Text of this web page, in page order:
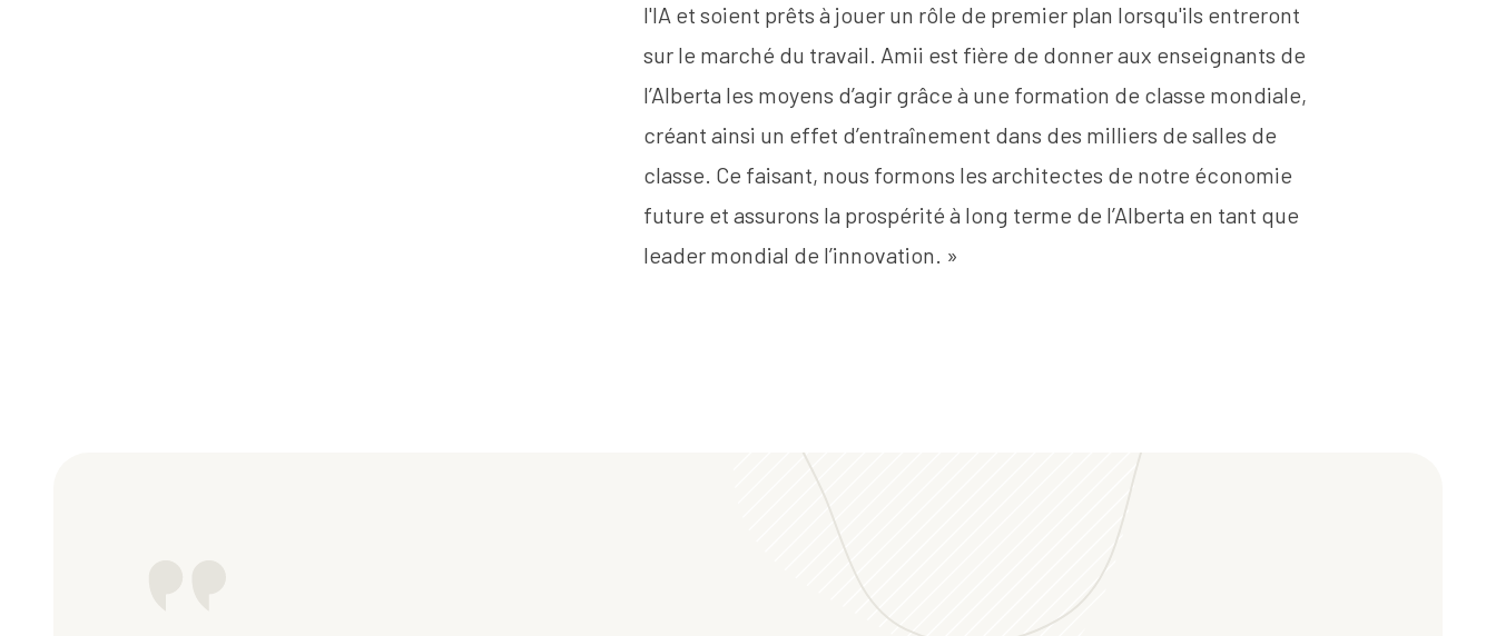
l'IA et soient prêts à jouer un rôle de premier plan lorsqu'ils entreront
sur le marché du travail. Amii est fière de donner aux enseignants de
l’Alberta les moyens d’agir grâce à une formation de classe mondiale,
créant ainsi un effet d’entraînement dans des milliers de salles de
classe. Ce faisant, nous formons les architectes de notre économie
future et assurons la prospérité à long terme de l’Alberta en tant que
leader mondial de l’innovation. »